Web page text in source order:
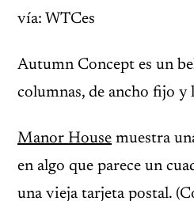
vía: WTCes
Autumn Concept es un
columnas, de ancho fijo y
Manor House muestra
en algo que parece un
una vieja tarjeta postal.